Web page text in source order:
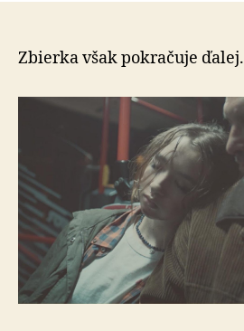
Zbierka však pokračuje ďalej.